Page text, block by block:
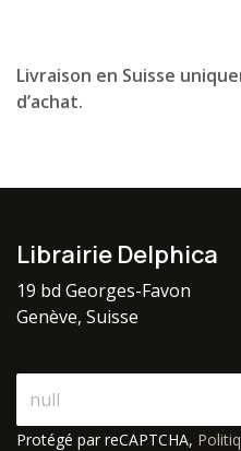
Livraison en Suisse
d’achat.
Librairie Delphica
19 bd Georges-Favon
Genève, Suisse
Protégé par reCAPTCHA,